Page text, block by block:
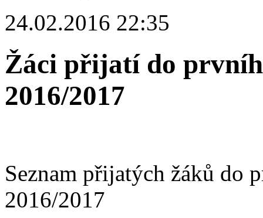
24.02.2016 22:35
Žáci přijatí do
2016/2017
Seznam přijatých žáků do
2016/2017